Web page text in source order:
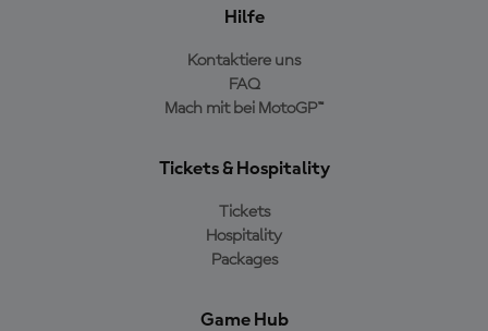
Hilfe
Kontaktiere uns
FAQ
Mach mit bei MotoGP™
Tickets & Hospitality
Tickets
Hospitality
Packages
Game Hub